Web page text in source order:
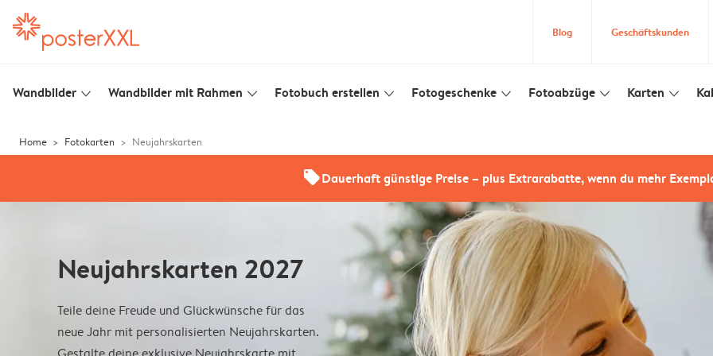
Blog Geschäftskunden
Wandbilder slim_arrow_down Wandbilder mit Rahmen slim_arrow_down Fotobuch erstellen slim_arrow_down Fotogeschenke slim_arrow_down Fotoabzüge slim_arrow_down Karten slim_arrow_down
Home Fotokarten Neujahrskarten
offersDauerhaft günstige Preise – plus Extrarabatte, wenn du mehr
Neujahrskarten 2027
Teile deine Freude und Glückwünsche für das
neue Jahr mit personalisierten Neujahrskarten.